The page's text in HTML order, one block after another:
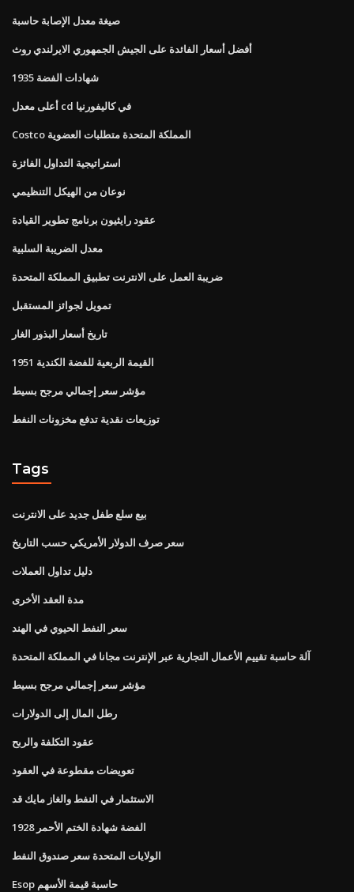
صيغة معدل الإصابة حاسبة
أفضل أسعار الفائدة على الجيش الجمهوري الايرلندي روث
شهادات الفضة 1935
أعلى معدل cd في كاليفورنيا
Costco المملكة المتحدة متطلبات العضوية
استراتيجية التداول الفائزة
نوعان من الهيكل التنظيمي
عقود رايثيون برنامج تطوير القيادة
معدل الضريبة السلبية
ضريبة العمل على الانترنت تطبيق المملكة المتحدة
تمويل لجوائز المستقبل
تاريخ أسعار البذور الغار
1951 القيمة الربعية للفضة الكندية
مؤشر سعر إجمالي مرجح بسيط
توزيعات نقدية تدفع مخزونات النفط
Tags
بيع سلع طفل جديد على الانترنت
سعر صرف الدولار الأمريكي حسب التاريخ
دليل تداول العملات
مدة العقد الأخرى
سعر النفط الحيوي في الهند
آلة حاسبة تقييم الأعمال التجارية عبر الإنترنت مجانا في المملكة المتحدة
مؤشر سعر إجمالي مرجح بسيط
رطل المال إلى الدولارات
عقود التكلفة والربح
تعويضات مقطوعة في العقود
الاستثمار في النفط والغاز مايك قد
1928 الفضة شهادة الختم الأحمر
الولايات المتحدة سعر صندوق النفط
Esop حاسبة قيمة الأسهم